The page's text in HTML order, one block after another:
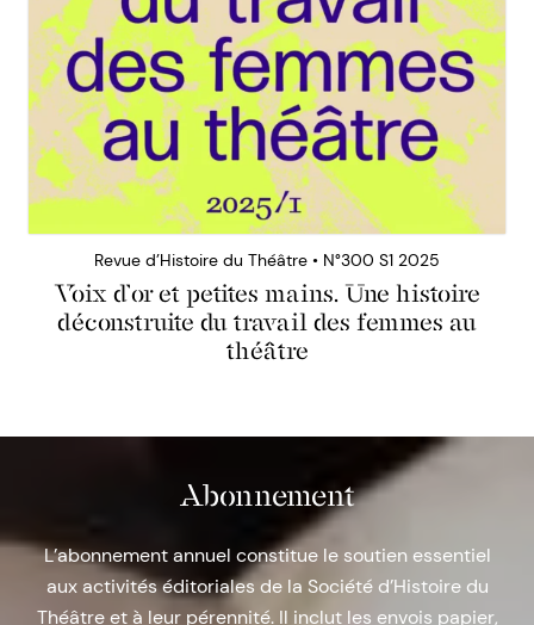
Revue d’Histoire du Théâtre • N°300 S1 2025
Voix d’or et petites mains. Une histoire
déconstruite du travail des femmes au
théâtre
Abonnement
L’abonnement annuel constitue le soutien essentiel
aux activités éditoriales de la Société d’Histoire du
Théâtre et à leur pérennité. Il inclut les envois papier,